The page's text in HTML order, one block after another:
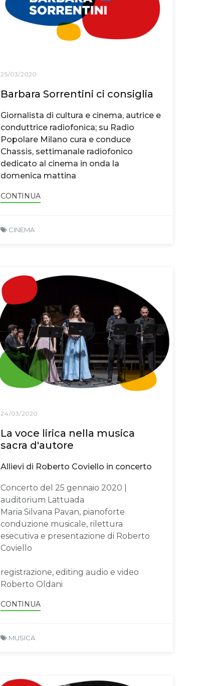
25/03/2020
Barbara Sorrentini ci consiglia
Giornalista di cultura e cinema, autrice e
conduttrice radiofonica; su Radio
Popolare Milano cura e conduce
Chassis, settimanale radiofonico
dedicato al cinema in onda la
domenica mattina
CONTINUA
CINEMA
24/03/2020
La voce lirica nella musica
sacra d'autore
Allievi di Roberto Coviello in concerto
Concerto del 25 gennaio 2020 |
auditorium Lattuada
Maria Silvana Pavan, pianoforte
conduzione musicale, rilettura
esecutiva e presentazione di Roberto
Coviello
registrazione, editing audio e video
Roberto Oldani
CONTINUA
MUSICA